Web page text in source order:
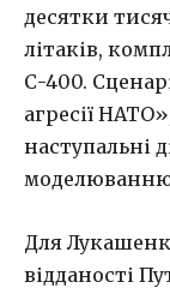
десятки
літаків,
С-400.
агресії
наступальні
моделюванню
Для
відданості